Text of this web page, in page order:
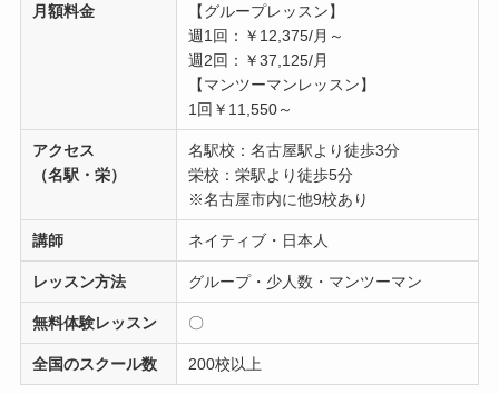
月額料金
【グループレッスン】
週1回：￥12,375/月～
週2回：￥37,125/月
【マンツーマンレッスン】
1回￥11,550～
アクセス
（名駅・栄）
名駅校：名古屋駅より徒歩3分
栄校：栄駅より徒歩5分
※名古屋市内に他9校あり
講師 ネイティブ・日本人
レッスン方法 グループ・少人数・マンツーマン
無料体験レッスン 〇
全国のスクール数 200校以上